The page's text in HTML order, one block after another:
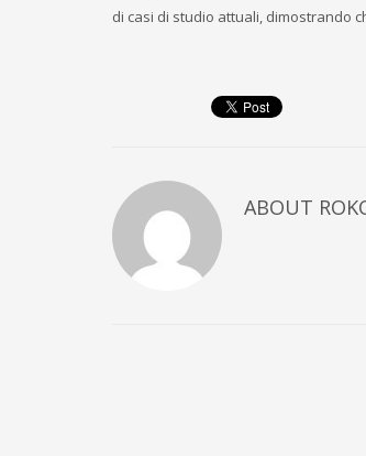
di casi di studio attuali, dimostrando
ABOUT